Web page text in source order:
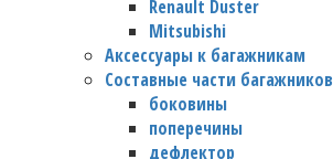
Renault Duster
Mitsubishi
Аксессуары к багажникам
Составные части багажников
боковины
поперечины
дефлектор